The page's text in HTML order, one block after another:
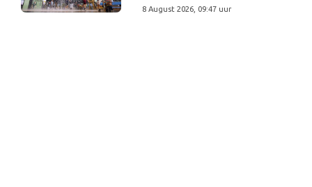
8 August 2026, 09:47 uur